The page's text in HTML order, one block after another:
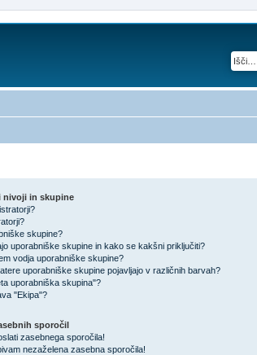
nivoji in skupine
skupine?
uporabniške skupine in kako se kakšni priključiti?
vodja uporabniške skupine?
uporabniške skupine pojavljajo v različnih barvah?
uporabniška skupina"?
"Ekipa"?
sporočil
zasebnega sporočila!
nezaželena zasebna sporočila!